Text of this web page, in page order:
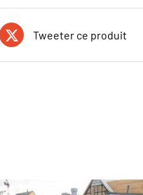
Tweeter ce produit